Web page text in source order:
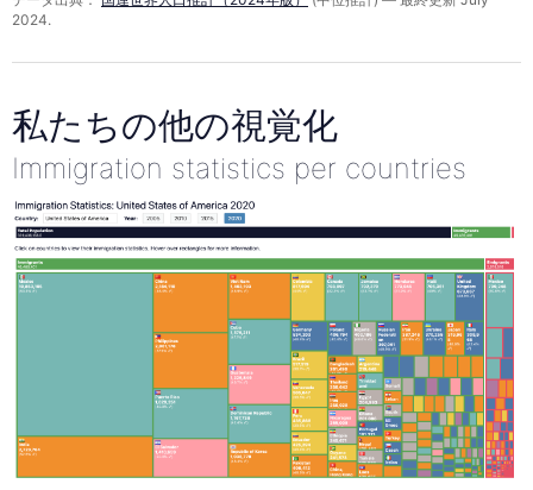
2024.
私たちの他の視覚化
Immigration statistics per countries